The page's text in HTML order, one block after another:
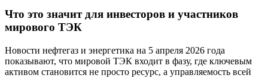
Что это значит для инвесторов и участников
мирового ТЭК
Новости нефтегаз и энергетика на 5 апреля 2026 года
показывают, что мировой ТЭК входит в фазу, где ключевым
активом становится не просто ресурс, а управляемость всей